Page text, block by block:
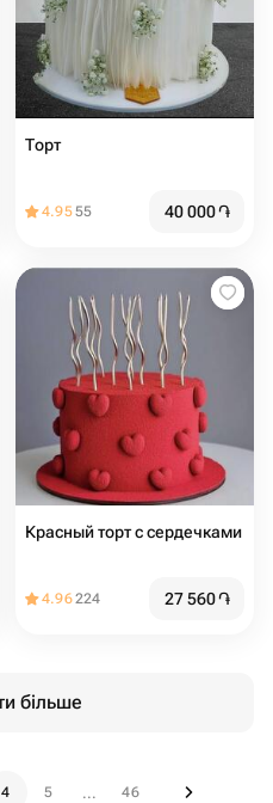
Торт
4.9555 40 000֏
Красный торт с сердечками
4.96224 27 560֏
більше
4 5 ... 46